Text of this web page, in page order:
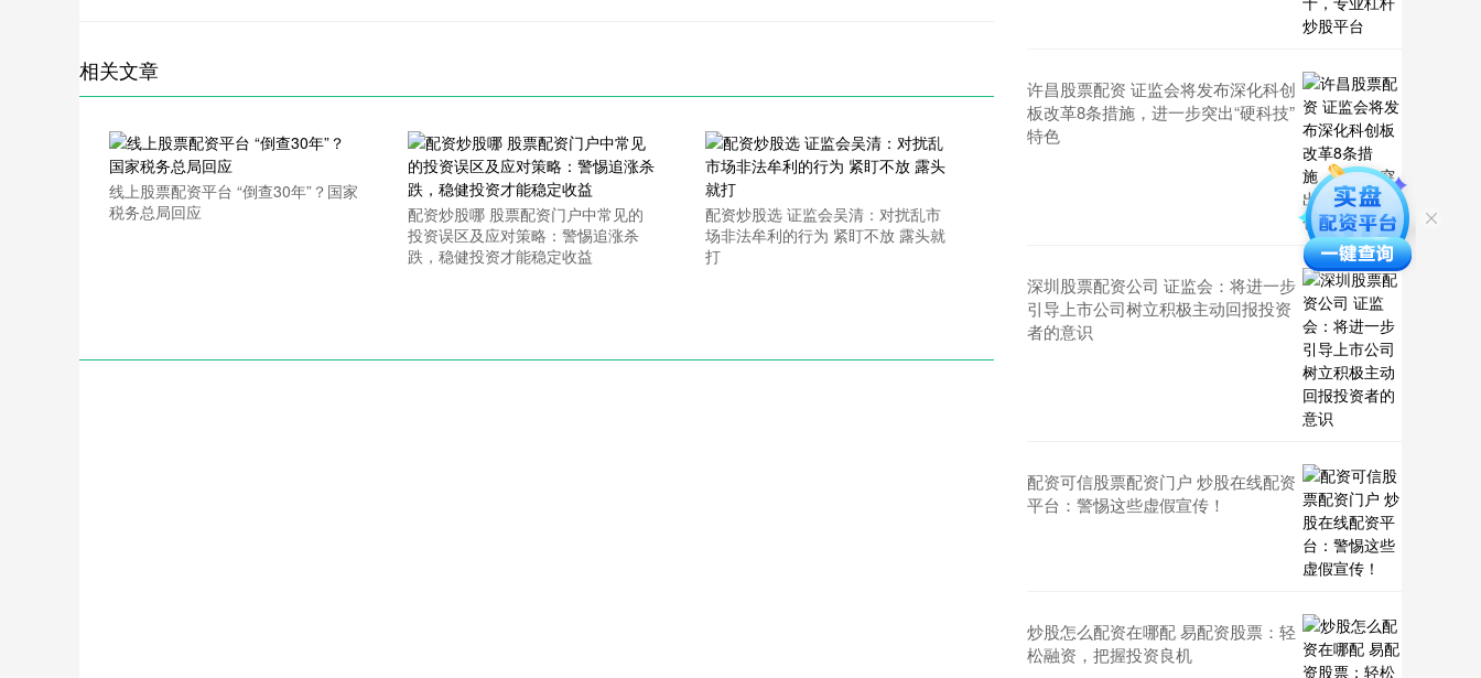
相关文章
线上股票配资平台 “倒查30年”？国家
税务总局回应
配资炒股哪 股票配资门户中常见的
投资误区及应对策略：警惕追涨杀
跌，稳健投资才能稳定收益
配资炒股选 证监会吴清：对扰乱市
场非法牟利的行为 紧盯不放 露头就
打
许昌股票配资 证监会将发布深化科创
板改革8条措施，进一步突出“硬科技”
特色
深圳股票配资公司 证监会：将进一步
引导上市公司树立积极主动回报投资
者的意识
配资可信股票配资门户 炒股在线配资
平台：警惕这些虚假宣传！
炒股怎么配资在哪配 易配资股票：轻
松融资，把握投资良机